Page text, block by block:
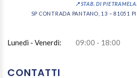
📍STAB. DI
SP CONTRADA PANTANO, 13 – 81051
Lunedi - Venerdì: 09:00 - 18:00
CONTATTI